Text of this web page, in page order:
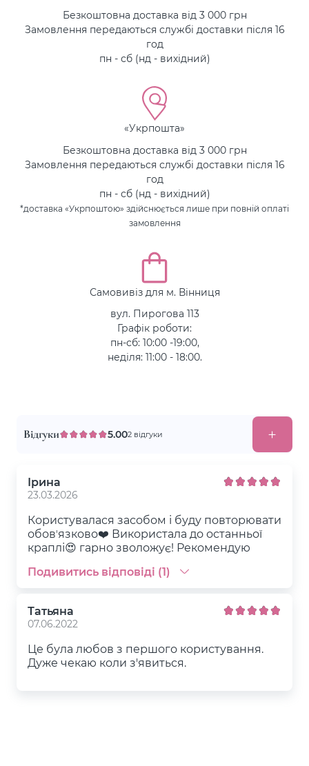
Безкоштовна доставка від 3 000 грн
Замовлення передаються службі доставки після 16
год
пн - сб (нд - вихідний)
«Укрпошта»
Безкоштовна доставка від 3 000 грн
Замовлення передаються службі доставки після 16
год
пн - сб (нд - вихідний)
*доставка «Укрпоштою» здійснюється лише при повній оплаті
замовлення
Самовивіз для м. Вінниця
вул. Пирогова 113
Графік роботи:
пн-сб: 10:00 -19:00,
неділя: 11:00 - 18:00.
Відгуки 5.002 відгуки
Ірина
23.03.2026
Користувалася засобом і буду повторювати
обовʼязково❤️ Використала до останньої
краплі😍 гарно зволожує! Рекомендую
Подивитись відповіді (1)
Татьяна
07.06.2022
Це була любов з першого користування.
Дуже чекаю коли з'явиться.